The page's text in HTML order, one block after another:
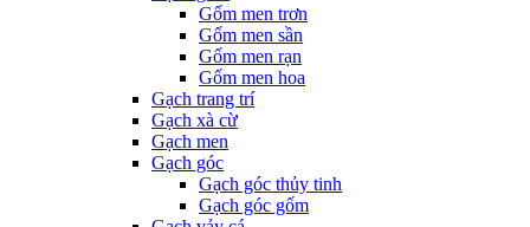
Gốm men trơn
Gốm men sần
Gốm men rạn
Gốm men hoa
Gạch trang trí
Gạch xà cừ
Gạch men
Gạch góc
Gạch góc thủy tinh
Gạch góc gốm